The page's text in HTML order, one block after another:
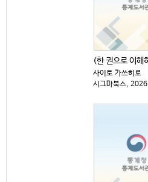
사이토 가쓰히로
시그마북스, 2026